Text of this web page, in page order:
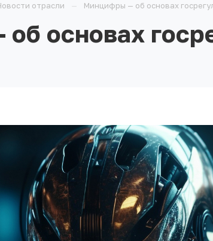
отрасли Минцифры — об основах
основах